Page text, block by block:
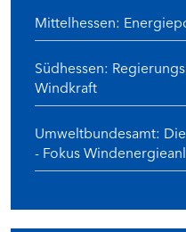
Mittelhessen:
Südhessen:
Windkraft
Umweltbundesamt:
- Fokus